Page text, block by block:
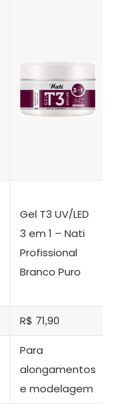
Gel T3 UV/LED
3 em 1 – Nati
Profissional
Branco Puro
R$ 71,90
Para
alongamentos
e modelagem